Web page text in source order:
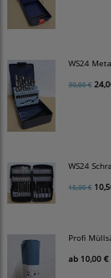
WS24
30,00 €
WS24
15,00 €
Profi
ab 10,00 €